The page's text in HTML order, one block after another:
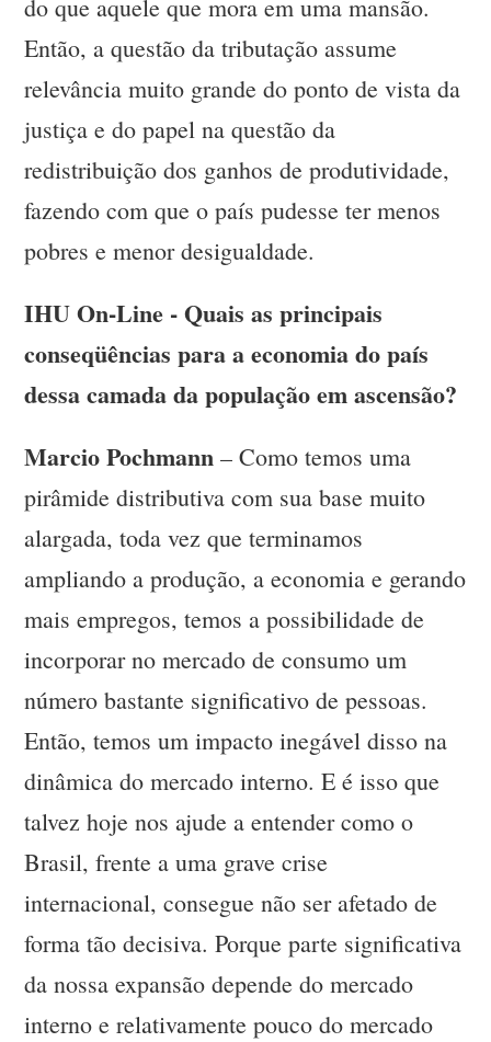
do que aquele que mora em uma mansão.
Então, a questão da tributação assume
relevância muito grande do ponto de vista da
justiça e do papel na questão da
redistribuição dos ganhos de produtividade,
fazendo com que o país pudesse ter menos
pobres e menor desigualdade.
IHU On-Line - Quais as principais
conseqüências para a economia do país
dessa camada da população em ascensão?
Marcio Pochmann – Como temos uma
pirâmide distributiva com sua base muito
alargada, toda vez que terminamos
ampliando a produção, a economia e gerando
mais empregos, temos a possibilidade de
incorporar no mercado de consumo um
número bastante significativo de pessoas.
Então, temos um impacto inegável disso na
dinâmica do mercado interno. E é isso que
talvez hoje nos ajude a entender como o
Brasil, frente a uma grave crise
internacional, consegue não ser afetado de
forma tão decisiva. Porque parte significativa
da nossa expansão depende do mercado
interno e relativamente pouco do mercado